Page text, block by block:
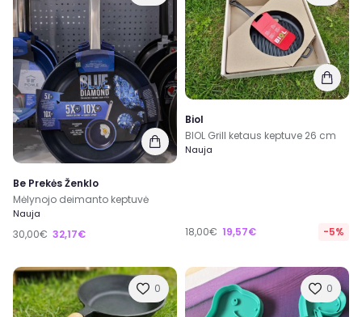
Be Prekės Ženklo
Mėlynojo deimanto keptuvė
Nauja
30,00€ 32,17€
Biol
BIOL Grill ketaus keptuve 26 cm
Nauja
18,00€ 19,57€ -5%
0 0